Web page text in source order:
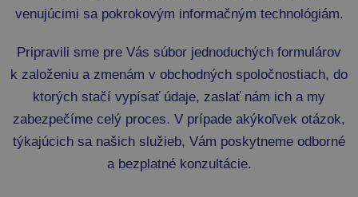
venujúcimi sa pokrokovým informačným technológiám.
Pripravili sme pre Vás súbor jednoduchých formulárov
k založeniu a zmenám v obchodných spoločnostiach, do
ktorých stačí vypísať údaje, zaslať nám ich a my
zabezpečíme celý proces. V prípade akýkoľvek otázok,
týkajúcich sa našich služieb, Vám poskytneme odborné
a bezplatné konzultácie.